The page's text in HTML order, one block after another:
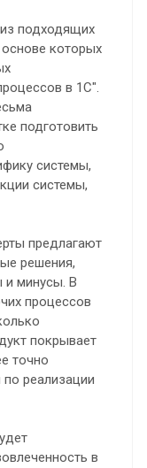
подходящих
которых
в 1С".
подготовить
системы,
системы,
предлагают
решения,
и минусы. В
процессов
покрывает
точно
реализации
в